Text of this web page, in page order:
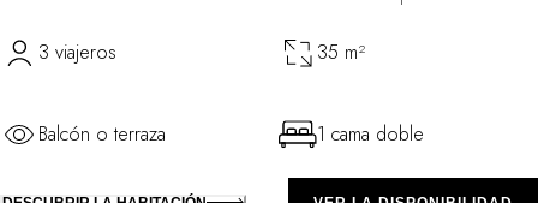
3 viajeros 35 m²
Balcón o terraza 1 cama doble